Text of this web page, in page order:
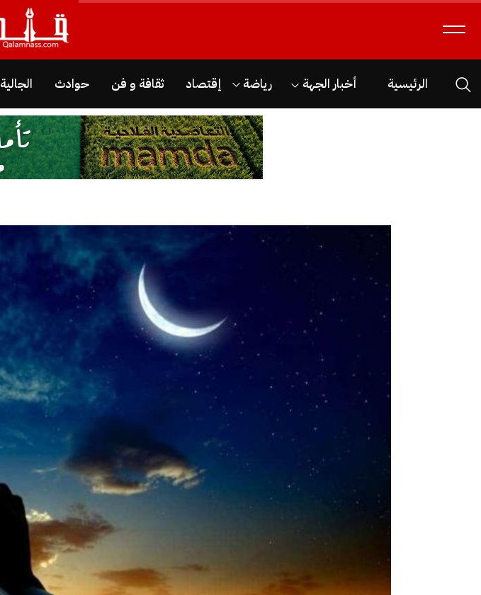
الرئيسية أخبار الجهة رياضة إقتصاد ثقافة و فن حوادث الجالية TV